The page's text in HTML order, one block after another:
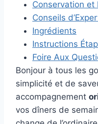
Conservation et
Conseils
Ingrédients
Instructions
Foire Aux
Bonjour à tous les
simplicité et de
accompagnement
vos dîners de